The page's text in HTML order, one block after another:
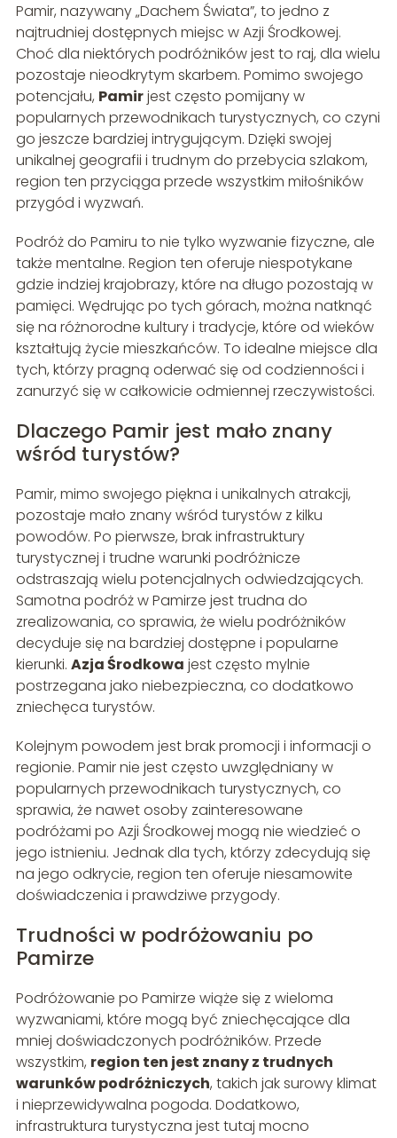
Pamir, nazywany „Dachem Świata”, to jedno z
najtrudniej dostępnych miejsc w Azji Środkowej.
Choć dla niektórych podróżników jest to raj, dla wielu
pozostaje nieodkrytym skarbem. Pomimo swojego
potencjału, Pamirjest często pomijany w
popularnych przewodnikach turystycznych, co czyni
go jeszcze bardziej intrygującym. Dzięki swojej
unikalnej geografii i trudnym do przebycia szlakom,
region ten przyciąga przede wszystkim miłośników
przygód i wyzwań.
Podróż do Pamiru to nie tylko wyzwanie fizyczne, ale
także mentalne. Region ten oferuje niespotykane
gdzie indziej krajobrazy, które na długo pozostają w
pamięci. Wędrując po tych górach, można natknąć
się na różnorodne kultury i tradycje, które od wieków
kształtują życie mieszkańców. To idealne miejsce dla
tych, którzy pragną oderwać się od codzienności i
zanurzyć się w całkowicie odmiennej rzeczywistości.
Dlaczego Pamir jest mało znany
wśród turystów?
Pamir, mimo swojego piękna i unikalnych atrakcji,
pozostaje mało znany wśród turystów z kilku
powodów. Po pierwsze, brak infrastruktury
turystycznej i trudne warunki podróżnicze
odstraszają wielu potencjalnych odwiedzających.
Samotna podróż w Pamirze jest trudna do
zrealizowania, co sprawia, że wielu podróżników
decyduje się na bardziej dostępne i popularne
kierunki. Azja Środkowa jest często mylnie
postrzegana jako niebezpieczna, co dodatkowo
zniechęca turystów.
Kolejnym powodem jest brak promocji i informacji o
regionie. Pamir nie jest często uwzględniany w
popularnych przewodnikach turystycznych, co
sprawia, że nawet osoby zainteresowane
podróżami po Azji Środkowej mogą nie wiedzieć o
jego istnieniu. Jednak dla tych, którzy zdecydują się
na jego odkrycie, region ten oferuje niesamowite
doświadczenia i prawdziwe przygody.
Trudności w podróżowaniu po
Pamirze
Podróżowanie po Pamirze wiąże się z wieloma
wyzwaniami, które mogą być zniechęcające dla
mniej doświadczonych podróżników. Przede
wszystkim, region ten jest znany z trudnych
warunków podróżniczych, takich jak surowy klimat
i nieprzewidywalna pogoda. Dodatkowo,
infrastruktura turystyczna jest tutaj mocno